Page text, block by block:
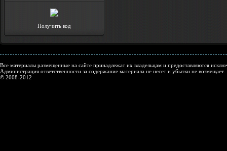
Получить код
Все материалы размещенные на сайте принадлежат их владельцам и предоставляются
Администрация ответственности за содержание материала не несет и убытки не возмещает.
© 2008-2012